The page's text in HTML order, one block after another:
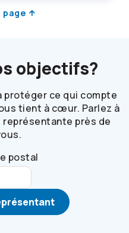
page
objectifs?
protéger ce qui compte
tient à cœur. Parlez à
représentante près de
postal